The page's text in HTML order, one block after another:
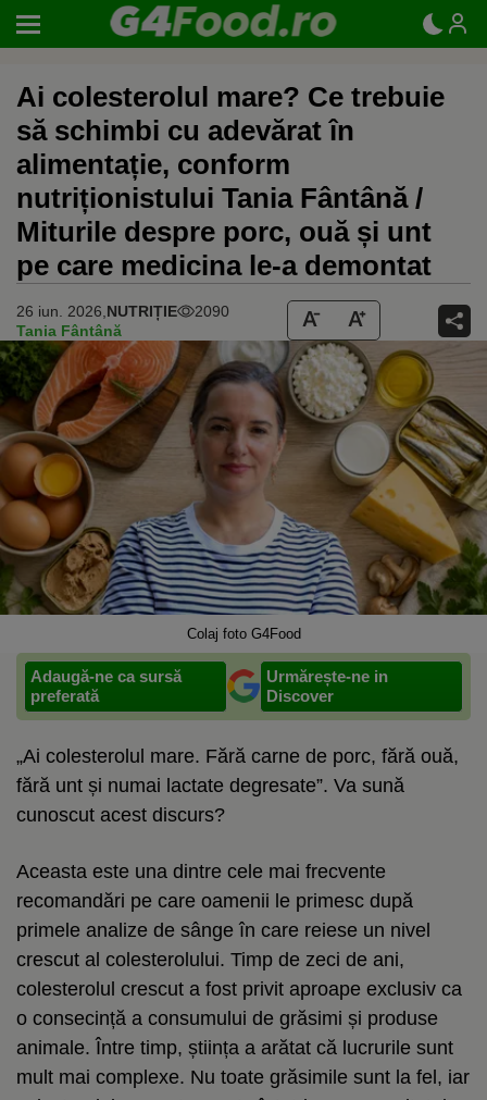
Ai colesterolul mare? Ce trebuie
să schimbi cu adevărat în
alimentație, conform
nutriționistului Tania Fântână /
Miturile despre porc, ouă și unt
pe care medicina le-a demontat
26 iun. 2026, NUTRIȚIE
2090
Tania Fântână
Colaj foto G4Food
Adaugă-ne ca sursă
preferată
Urmărește-ne in
Discover
„Ai colesterolul mare. Fără carne de porc, fără ouă,
fără unt și numai lactate degresate”. Va sună
cunoscut acest discurs?
Aceasta este una dintre cele mai frecvente
recomandări pe care oamenii le primesc după
primele analize de sânge în care reiese un nivel
crescut al colesterolului. Timp de zeci de ani,
colesterolul crescut a fost privit aproape exclusiv ca
o consecință a consumului de grăsimi și produse
animale. Între timp, știința a arătat că lucrurile sunt
mult mai complexe. Nu toate grăsimile sunt la fel, iar